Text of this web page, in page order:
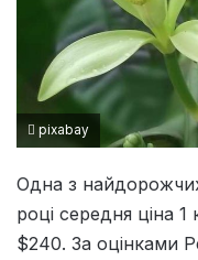
pixabay
Одна з найдорожчих
році середня ціна 1
$240. За оцінками